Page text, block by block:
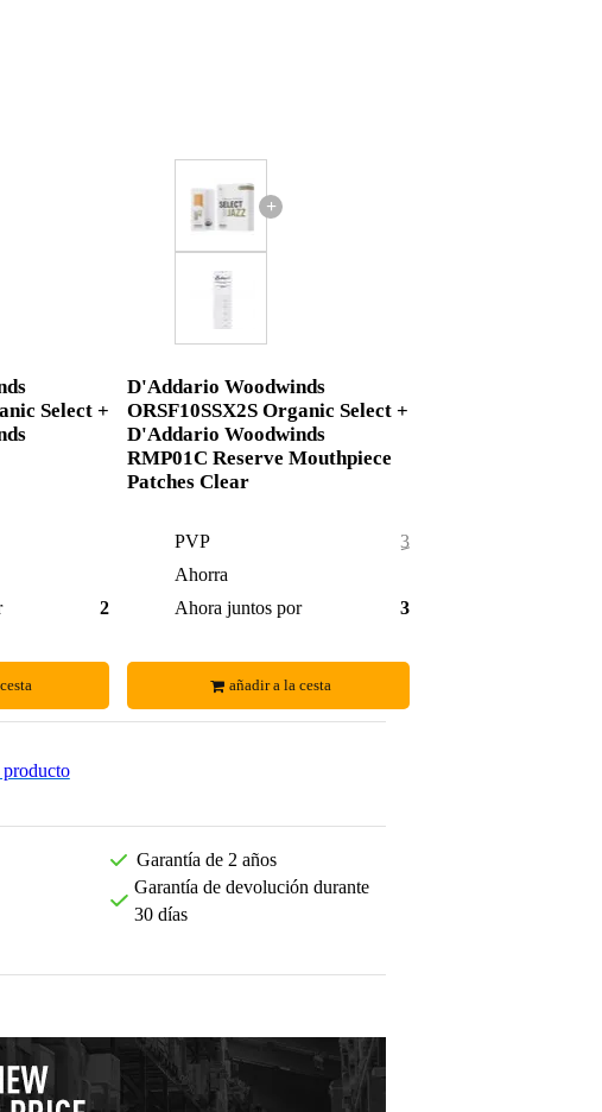
Select +
28,99 €
+
D'Addario Woodwinds
ORSF10SSX2S Organic Select +
D'Addario Woodwinds
RMP01C Reserve Mouthpiece
Patches Clear
PVP
35,55 €
Ahorra
Ahora juntos por
35,00 €
añadir a la cesta
Garantía de 2 años
Garantía de devolución durante
30 días